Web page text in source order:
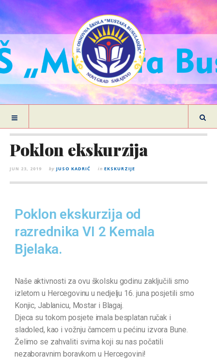
Poklon ekskurzija
JUN 23, 2019 by JUSO KADRIĆ in EKSKURZIJE
Poklon ekskurzija od
razrednika VI 2 Kemala
Bjelaka.
Naše aktivnosti za ovu školsku godinu zaključili smo
izletom u Hercegovinu u nedjelju 16. juna posjetili smo
Konjic, Jablanicu, Mostar i Blagaj.
Djeca su tokom posjete imala besplatan ručak i
sladoled, kao i vožnju čamcem u pećinu izvora Bune.
Želimo se zahvaliti svima koji su nas počatili
nezaboravnim boravkom u Hercegovini!